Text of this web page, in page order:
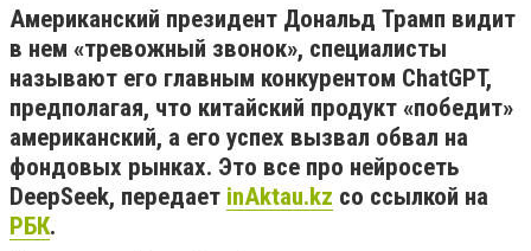
Американский президент Дональд Трамп видит
в нем «тревожный звонок», специалисты
называют его главным конкурентом ChatGPT,
предполагая, что китайский продукт «победит»
американский, а его успех вызвал обвал на
фондовых рынках. Это все про нейросеть
DeepSeek, передает inAktau.kz со ссылкой на
РБК.